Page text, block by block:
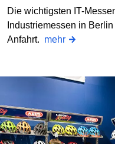
Die wichtigsten IT-
Industriemessen in
Anfahrt. mehr